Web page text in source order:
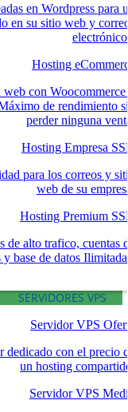
en Wordpress para
en su sitio web y
Hosting
con Woocommerce
de rendimiento
perder ninguna
Hosting Empresa
para los correos y
web de su
Hosting Premium
de alto trafico, cuentas
y base de datos
SERVIDORES VPS
Servidor VPS
dedicado con el precio
un hosting
Servidor VPS